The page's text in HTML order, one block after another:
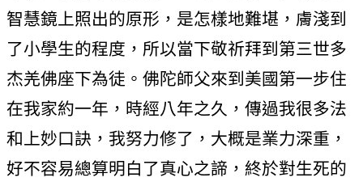
智慧鏡上照出的原形，是怎樣地難堪，膚淺到
了小學生的程度，所以當下敬祈拜到第三世多
杰羌佛座下為徒。佛陀師父來到美國第一步住
在我家約一年，時經八年之久，傳過我很多法
和上妙口訣，我努力修了，大概是業力深重，
好不容易總算明白了真心之諦，終於對生死的